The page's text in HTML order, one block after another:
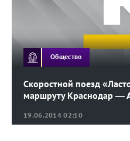
19.06.2014 02:10
Скоростной поезд
маршруту Краснодар —
Общество